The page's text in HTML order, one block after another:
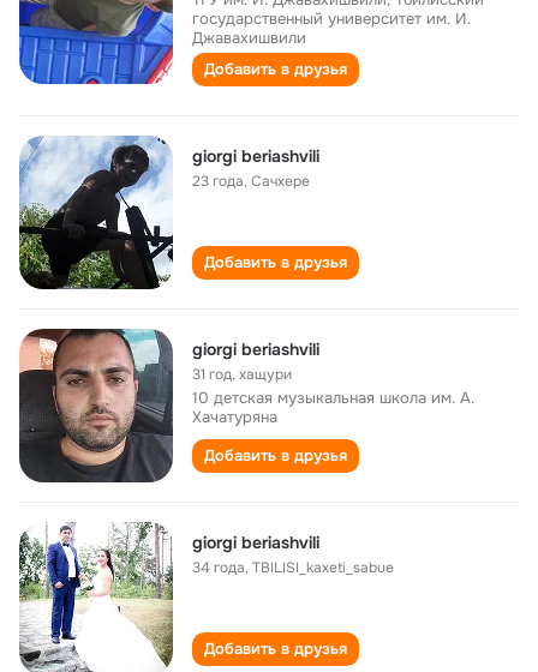
государственный университет им. И.
Джавахишвили
Добавить в друзья
giorgi beriashvili
23 года,Сачхере
Добавить в друзья
giorgi beriashvili
31 год,хащури
10 детская музыкальная школа им. А.
Хачатуряна
Добавить в друзья
giorgi beriashvili
34 года,TBILISI_kaxeti_sabue
Добавить в друзья